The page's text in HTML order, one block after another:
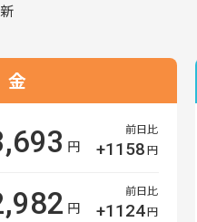
金
円
前日比
+1158円
円
前日比
+1124円